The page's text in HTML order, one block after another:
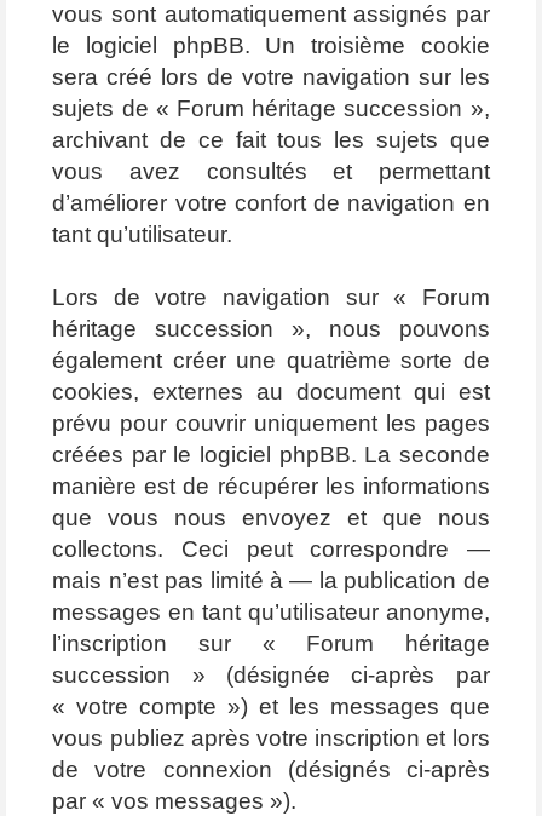
vous sont automatiquement assignés par
le logiciel phpBB. Un troisième cookie
sera créé lors de votre navigation sur les
sujets de « Forum héritage succession »,
archivant de ce fait tous les sujets que
vous avez consultés et permettant
d’améliorer votre confort de navigation en
tant qu’utilisateur.
Lors de votre navigation sur « Forum
héritage succession », nous pouvons
également créer une quatrième sorte de
cookies, externes au document qui est
prévu pour couvrir uniquement les pages
créées par le logiciel phpBB. La seconde
manière est de récupérer les informations
que vous nous envoyez et que nous
collectons. Ceci peut correspondre —
mais n’est pas limité à — la publication de
messages en tant qu’utilisateur anonyme,
l’inscription sur « Forum héritage
succession » (désignée ci-après par
« votre compte ») et les messages que
vous publiez après votre inscription et lors
de votre connexion (désignés ci-après
par « vos messages »).